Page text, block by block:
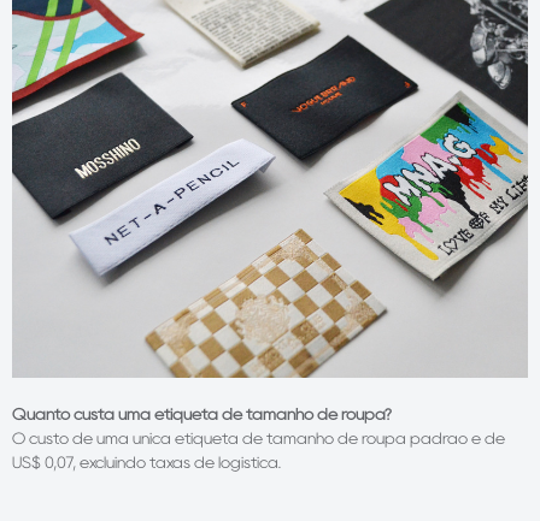
Quanto custa uma etiqueta de tamanho de roupa?
O custo de uma única etiqueta de tamanho de roupa padrão é de
US$ 0,07, excluindo taxas de logística.